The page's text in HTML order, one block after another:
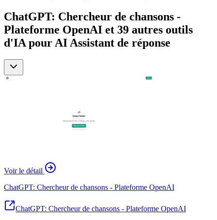
ChatGPT: Chercheur de chansons -
Plateforme OpenAI et 39 autres outils
d'IA pour AI Assistant de réponse
Voir le détail
ChatGPT: Chercheur de chansons - Plateforme OpenAI
ChatGPT: Chercheur de chansons - Plateforme OpenAI